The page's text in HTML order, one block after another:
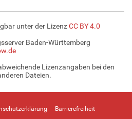
unter der LizenzCC BY 4.0
Baden-Württemberg
Lizenzangaben bei den
Dateien.
Barrierefreiheit